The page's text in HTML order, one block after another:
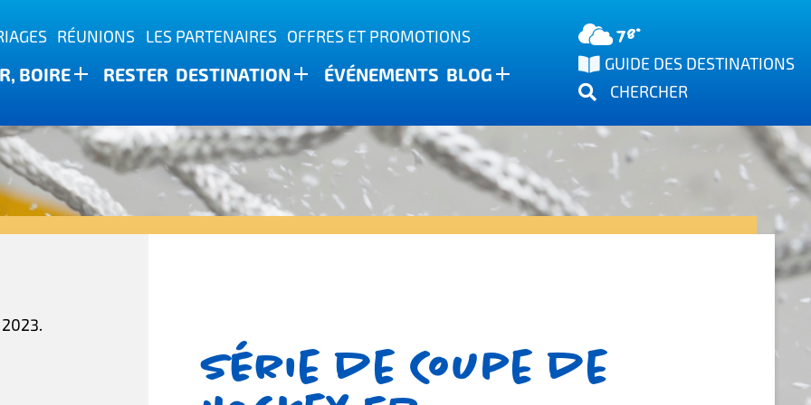
RÉUNIONS LES PARTENAIRES OFFRES ET PROMOTIONS
BOIRE RESTER DESTINATION ÉVÉNEMENTS BLOG
78°
GUIDE DES DESTINATIONS
CHERCHER
Série de Coupe de